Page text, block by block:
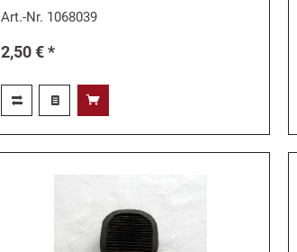
Art.-Nr. 1068039
2,50 € *